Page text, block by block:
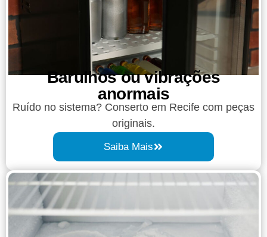
Barulhos ou vibrações
anormais
Ruído no sistema? Conserto em Recife com peças
originais.
Saiba Mais